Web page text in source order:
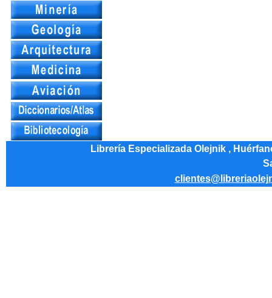
Librería Especializada Olejnik ,